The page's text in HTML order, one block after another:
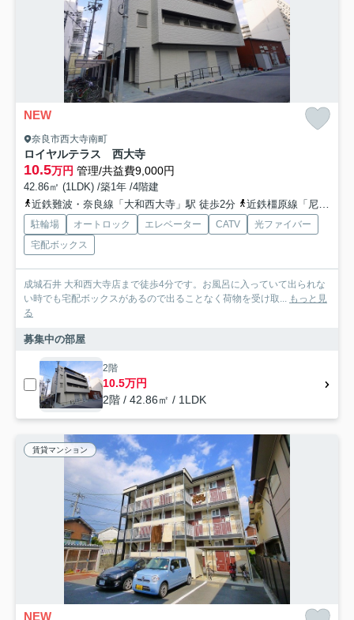
NEW
奈良市西大寺南町
ロイヤルテラス 西大寺
10.5万円 管理/共益費9,000円
42.86㎡ (1LDK) /築1年 /4階建
近鉄難波・奈良線「大和西大寺」駅 徒歩2分
近鉄橿原線「尼ヶ辻」駅 徒歩23分
駐輪場 オートロック エレベーター CATV
光ファイバー
宅配ボックス
成城石井 大和西大寺店まで徒歩4分です。お風呂に入っていて出られな
い時でも宅配ボックスがあるので出ることなく荷物を受け取... もっと見
る
募集中の部屋
2階
10.5万円
2階 / 42.86㎡ / 1LDK
賃貸マンション
NEW